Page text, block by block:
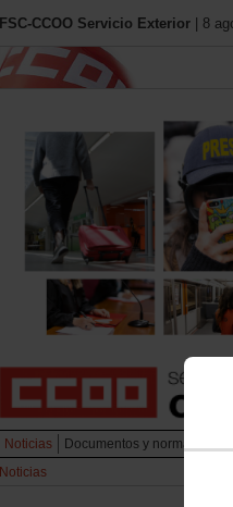
FSC-CCOO Servicio Exterior | 8
Noticias Documentos y normativa
Noticias